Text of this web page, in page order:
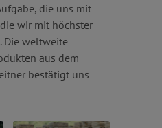
die uns mit
wir mit höchster
Die weltweite
aus dem
bestätigt uns